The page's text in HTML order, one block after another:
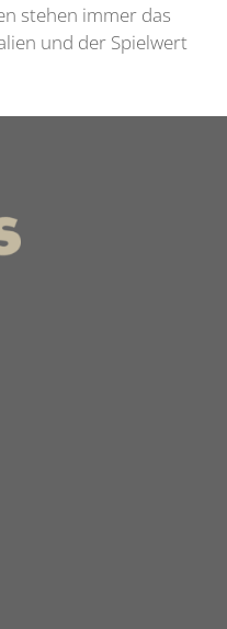
stehen immer das
und der Spielwert